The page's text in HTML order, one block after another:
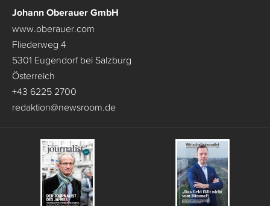
Johann Oberauer GmbH
www.oberauer.com
Fliederweg 4
5301 Eugendorf bei Salzburg
Österreich
+43 6225 2700
redaktion@newsroom.de